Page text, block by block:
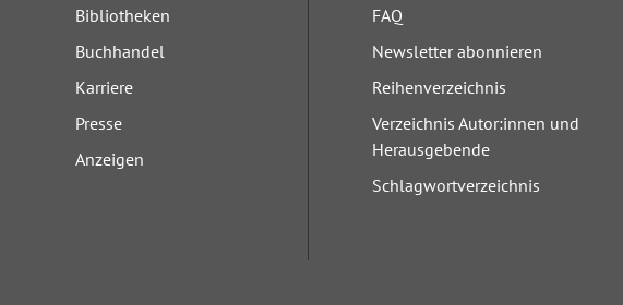
Bibliotheken
Buchhandel
Karriere
Presse
Anzeigen
FAQ
Newsletter abonnieren
Reihenverzeichnis
Verzeichnis Autor:innen und
Herausgebende
Schlagwortverzeichnis